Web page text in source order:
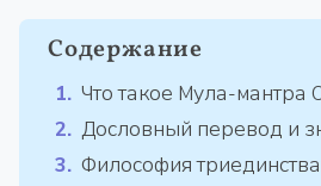
Содержание
Что такое Мула-мантра
Дословный перевод и
Философия